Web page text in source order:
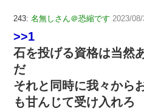
243: 名無しさん＠恐縮です 2023/
>>1
石を投げる資格は当然
だ
それと同時に我々から
も甘んじて受け入れろ